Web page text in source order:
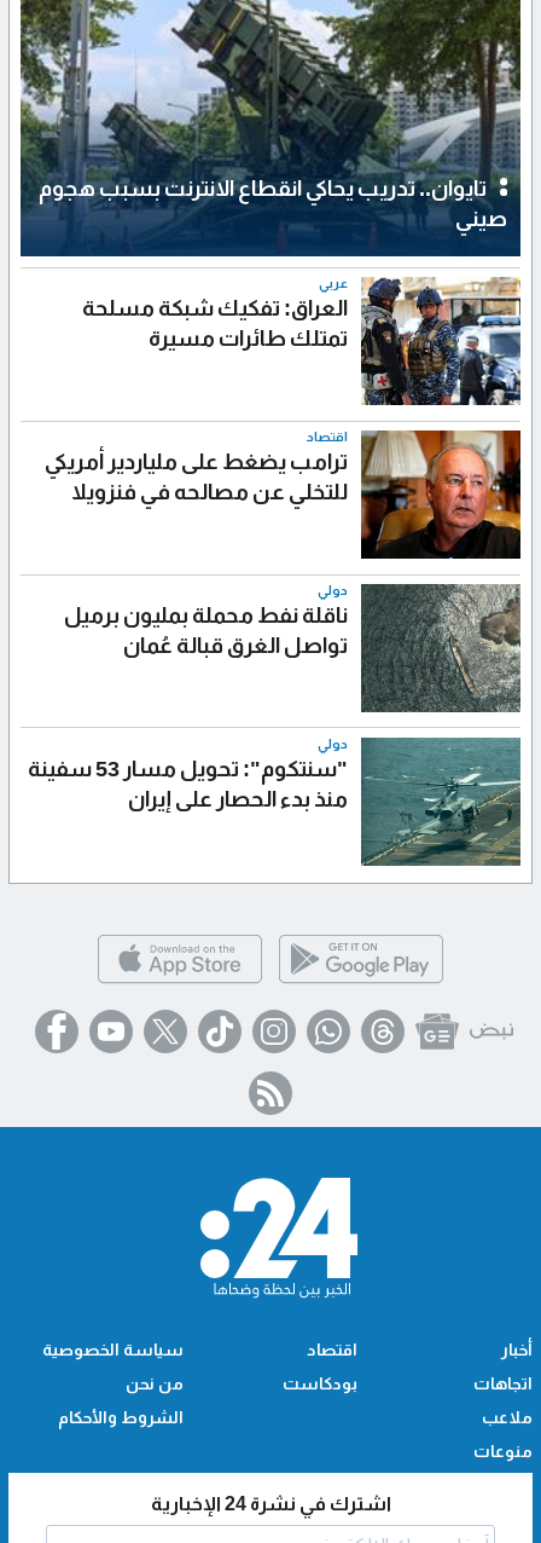
تايوان.. تدريب يحاكي انقطاع الانترنت بسبب هجوم
صيني
عربي
العراق: تفكيك شبكة مسلحة
تمتلك طائرات مسيرة
اقتصاد
ترامب يضغط على ملياردير أمريكي
للتخلي عن مصالحه في فنزويلا
دولي
ناقلة نفط محملة بمليون برميل
تواصل الغرق قبالة عُمان
دولي
"سنتكوم": تحويل مسار 53 سفينة
منذ بدء الحصار على إيران
أخبار
اتجاهات
ملاعب
منوعات
اقتصاد
بودكاست
سياسة الخصوصية
من نحن
الشروط والأحكام
اشترك في نشرة 24 الإخبارية